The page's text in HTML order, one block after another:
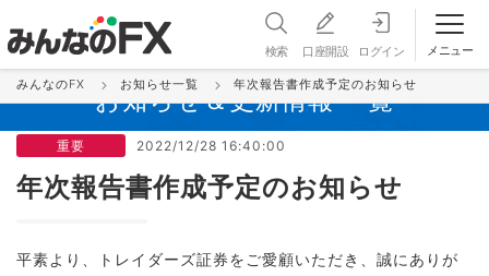
検索 口座開設 ログイン メニュー
お知らせ＆更新情報 一覧
みんなのFX お知らせ一覧 年次報告書作成予定のお知らせ
重要 2022/12/28 16:40:00
年次報告書作成予定のお知らせ
平素より、トレイダーズ証券をご愛顧いただき、誠にありが